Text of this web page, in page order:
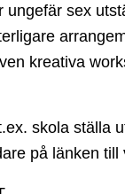
ungefär sex
kreativa
skola ställa
på länken till